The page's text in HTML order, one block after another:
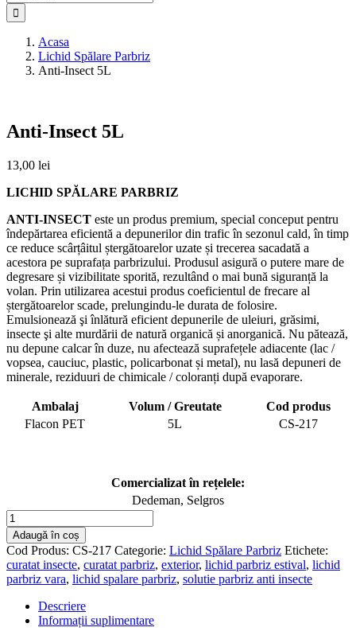
Acasa
Lichid Spălare Parbriz
Anti-Insect 5L
Anti-Insect 5L
13,00 lei
LICHID SPĂLARE PARBRIZ
ANTI-INSECT este un produs premium, special conceput pentru
îndepărtarea eficientă a depunerilor din trafic în sezonul cald, în timp
ce reduce scârțâitul ștergătoarelor uzate și trecerea sacadată a
acestora pe suprafața parbrizului. Produsul asigură o putere mare de
degresare și vizibilitate sporită, rezultând o mai bună siguranță la
volan. Prin utilizarea acestui produs coeficientul de frecare al
ștergătoarelor scade, prelungindu-le durata de folosire.
Emulsionează şi înlătură eficient depunerile de uleiuri, grăsimi,
insecte şi alte murdării de natură organică și anorganică. Nu pătează,
nu depune calcar în duze, nu afectează suprafețele adiacente (lac /
vopsea, cauciuc, plastic, policarbonat și metal), nu lasă depuneri de
minerale, reziduuri de chimicale / coloranți după evaporare.
Ambalaj Volum / Greutate
Cod produs
Flacon PET
5L CS-217
Comercializat în rețelele:
Dedeman, Selgros
Cantitate
Anti-
Insect
5L
Adaugă în coș
Cod Produs: CS-217 Categorie: Lichid Spălare Parbriz Etichete:
curatat insecte, curatat parbriz, exterior, lichid parbriz estival, lichid
parbriz vara, lichid spalare parbriz, solutie parbriz anti insecte
Descriere
Informații suplimentare